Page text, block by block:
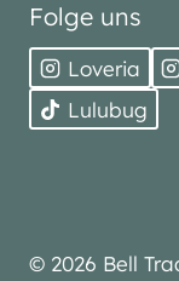
Folge uns
Loveria
Lulubug
© 2026 Bell